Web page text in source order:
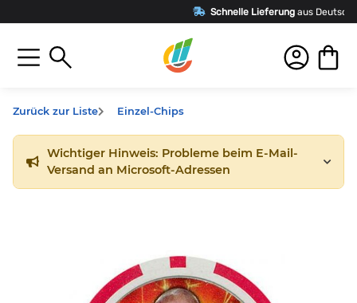
Schnelle Lieferungaus Deutschland
Zurück zur Liste Einzel-Chips
Wichtiger Hinweis: Probleme beim E-Mail-
Versand an Microsoft-Adressen